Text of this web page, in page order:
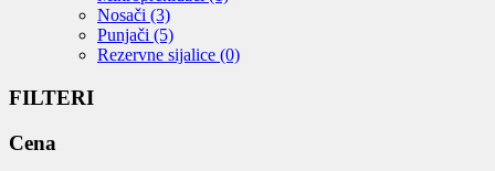
Nosači (3)
Punjači (5)
Rezervne sijalice (0)
FILTERI
Cena